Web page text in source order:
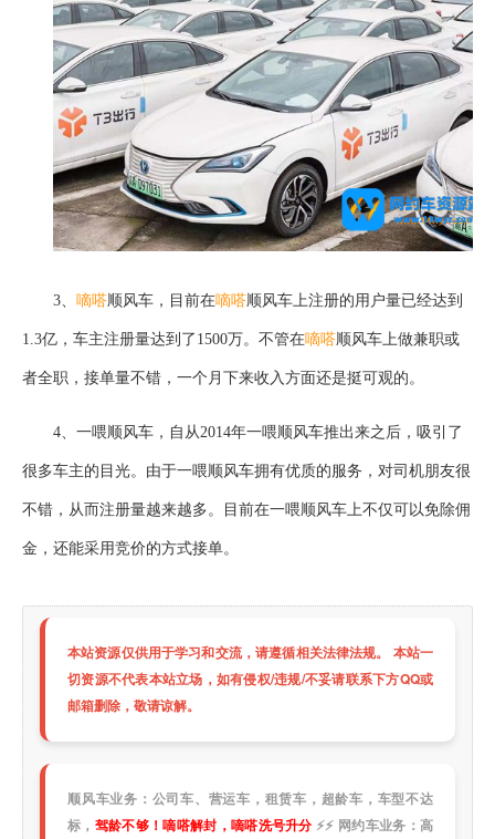
3、 嘀嗒顺风车，目前在嘀嗒顺风车上注册的用户量已经达到
1.3亿，车主注册量达到了1500万。不管在嘀嗒顺风车上做兼职或
者全职，接单量不错，一个月下来收入方面还是挺可观的。
4、一喂顺风车，自从2014年一喂顺风车推出来之后，吸引了
很多车主的目光。由于一喂顺风车拥有优质的服务，对司机朋友很
不错，从而注册量越来越多。目前在一喂顺风车上不仅可以免除佣
金，还能采用竞价的方式接单。
本站资源仅供用于学习和交流，请遵循相关法律法规。 本站一
切资源不代表本站立场，如有侵权/违规/不妥请联系下方QQ或
邮箱删除，敬请谅解。
顺风车业务：公司车、营运车，租赁车，超龄车，车型不达
标， 驾龄不够！嘀嗒解封，嘀嗒洗号升分 ⚡⚡ 网约车业务：高